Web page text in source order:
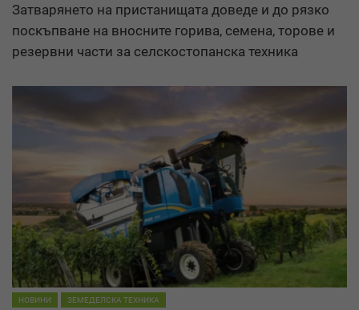
Затварянето на пристанищата доведе и до рязко
поскъпване на вносните горива, семена, торове и
резервни части за селскостопанска техника
НОВИНИ ЗЕМЕДЕЛСКА ТЕХНИКА